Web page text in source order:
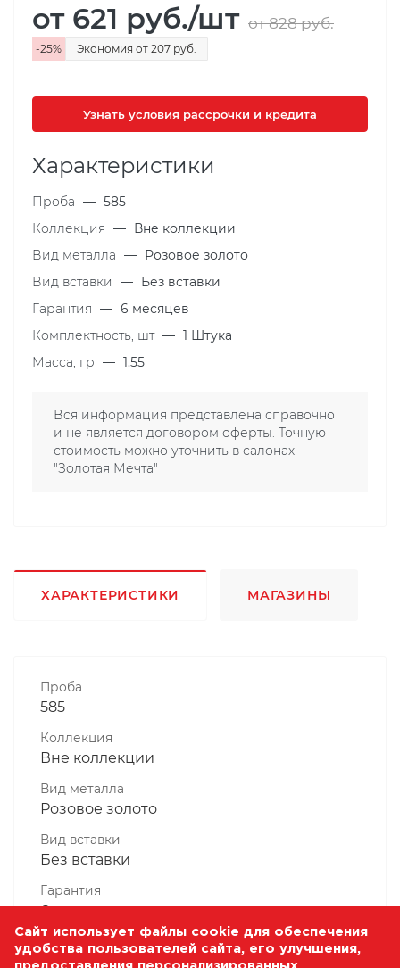
от 621 руб./шт от 828руб.
-25% Экономия от 207 руб.
Узнать условия рассрочки и кредита
Характеристики
Проба — 585
Коллекция — Вне коллекции
Вид металла — Розовое золото
Вид вставки
— Без вставки
Гарантия — 6 месяцев
Комплектность, шт — 1 Штука
Масса, гр — 1.55
Вся информация представлена справочно
и не является договором оферты. Точную
стоимость можно уточнить в салонах
"Золотая Мечта"
ХАРАКТЕРИСТИКИ МАГАЗИНЫ
Проба
585
Коллекция
Вне коллекции
Вид металла
Розовое золото
Вид вставки
Без вставки
Гарантия
6 месяцев
Комплектность, шт
1 Штука
Сайт использует файлы cookie для обеспечения
удобства пользователей сайта, его улучшения,